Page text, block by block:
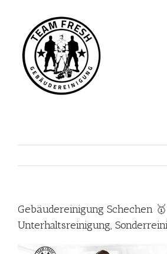
springen
Gebäudereinigung Schechen
Unterhaltsreinigung,